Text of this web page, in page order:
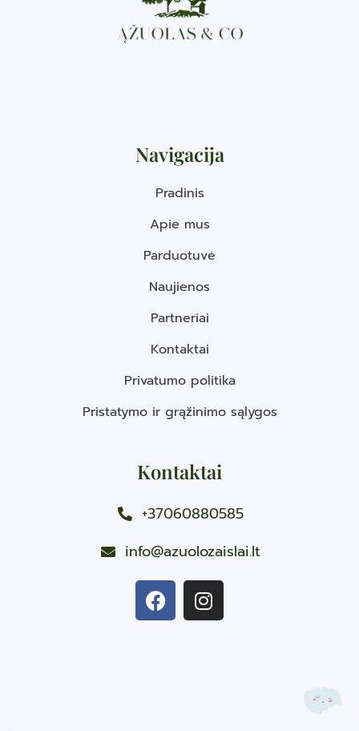
Navigacija
Pradinis
Apie mus
Parduotuvė
Naujienos
Partneriai
Kontaktai
Privatumo politika
Pristatymo ir grąžinimo sąlygos
Kontaktai
+37060880585
info@azuolozaislai.lt